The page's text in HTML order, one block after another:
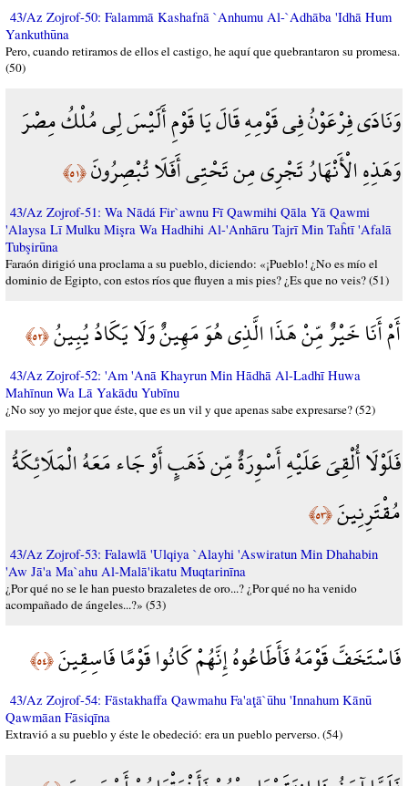
43/Az Zojrof-50: Falammā Kashafnā `Anhumu Al-`Adhāba 'Idhā Hum
Yankuthūna
Pero, cuando retiramos de ellos el castigo, he aquí que quebrantaron su promesa.
(50)
وَنَادَى فِرْعَوْنُ فِي قَوْمِهِ قَالَ يَا قَوْمِ أَلَيْسَ لِي مُلْكُ مِصْرَ
وَهَذِهِ الْأَنْهَارُ تَجْرِي مِن تَحْتِي أَفَلَا تُبْصِرُونَ﴿٥١﴾
43/Az Zojrof-51: Wa Nādá Fir`awnu Fī Qawmihi Qāla Yā Qawmi
'Alaysa Lī Mulku Mişra Wa Hadhihi Al-'Anhāru Tajrī Min Taĥtī 'Afalā
Tubşirūna
Faraón dirigió una proclama a su pueblo, diciendo: «¡Pueblo! ¿No es mío el
dominio de Egipto, con estos ríos que fluyen a mis pies? ¿Es que no veis? (51)
أَمْ أَنَا خَيْرٌ مِّنْ هَذَا الَّذِي هُوَ مَهِينٌ وَلَا يَكَادُ يُبِينُ﴿٥٢﴾
43/Az Zojrof-52: 'Am 'Anā Khayrun Min Hādhā Al-Ladhī Huwa
Mahīnun Wa Lā Yakādu Yubīnu
¿No soy yo mejor que éste, que es un vil y que apenas sabe expresarse? (52)
فَلَوْلَا أُلْقِيَ عَلَيْهِ أَسْوِرَةٌ مِّن ذَهَبٍ أَوْ جَاء مَعَهُ الْمَلَائِكَةُ
مُقْتَرِنِينَ﴿٥٣﴾
43/Az Zojrof-53: Falawlā 'Ulqiya `Alayhi 'Aswiratun Min Dhahabin
'Aw Jā'a Ma`ahu Al-Malā'ikatu Muqtarinīna
¿Por qué no se le han puesto brazaletes de oro...? ¿Por qué no ha venido
acompañado de ángeles...?» (53)
فَاسْتَخَفَّ قَوْمَهُ فَأَطَاعُوهُ إِنَّهُمْ كَانُوا قَوْمًا فَاسِقِينَ﴿٥٤﴾
43/Az Zojrof-54: Fāstakhaffa Qawmahu Fa'aţā`ūhu 'Innahum Kānū
Qawmāan Fāsiqīna
Extravió a su pueblo y éste le obedeció: era un pueblo perverso. (54)